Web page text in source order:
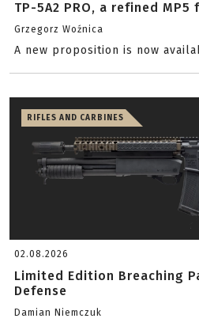
TP-5A2 PRO, a refined MP5
Grzegorz Woźnica
A new proposition is now
RIFLES AND CARBINES
02.08.2026
Limited Edition Breaching
Defense
Damian Niemczuk